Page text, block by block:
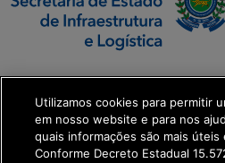
SETDIG | Secretaria-
Executiva de
Transformação Digital
Utilizamos cookies para permitir
em nosso website e para nos
quais informações são mais
Conforme Decreto Estadual